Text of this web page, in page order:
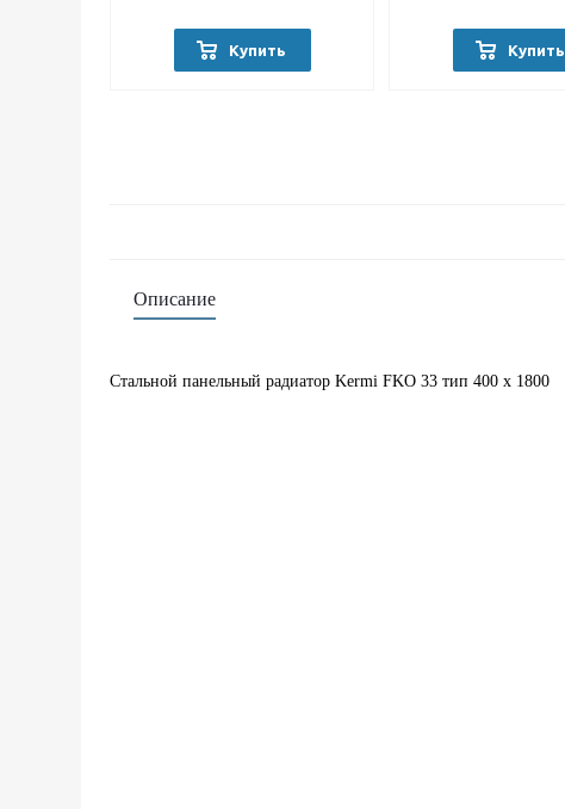
Купить Купить
Описание
Стальной панельный радиатор Kermi FKO 33 тип 400 x 1800